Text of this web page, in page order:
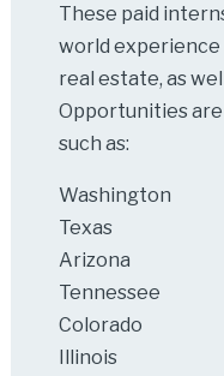
These paid
world experience
real estate, as
Opportunities
such as:
Washington
Texas
Arizona
Tennessee
Colorado
Illinois